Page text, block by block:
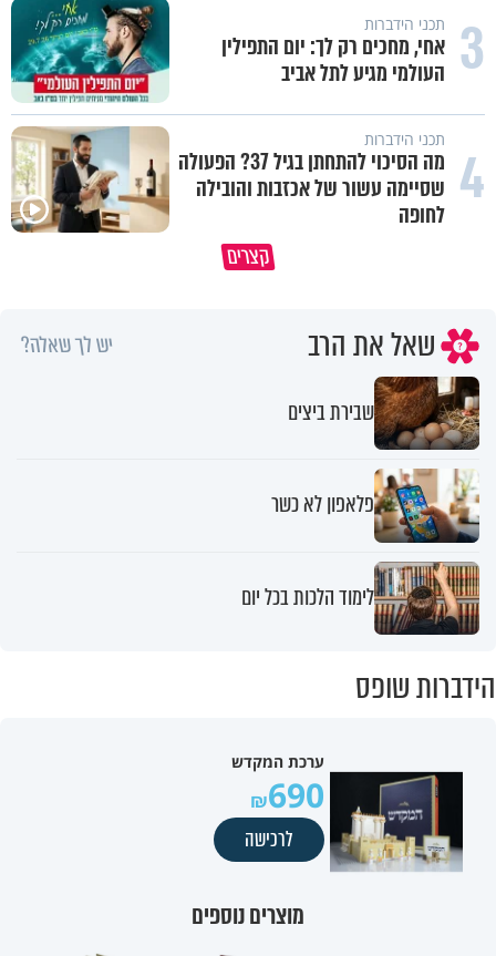
3 תכני הידברות
אחי, מחכים רק לך: יום התפילין
העולמי מגיע לתל אביב
4 תכני הידברות
מה הסיכוי להתחתן בגיל 37? הפעולה
שסיימה עשור של אכזבות והובילה
לחופה
קצרים
שאל את הרב יש לך שאלה?
שבירת ביצים
פלאפון לא כשר
לימוד הלכות בכל יום
הידברות שופס
ערכת המקדש
690
לרכישה
מוצרים נוספים